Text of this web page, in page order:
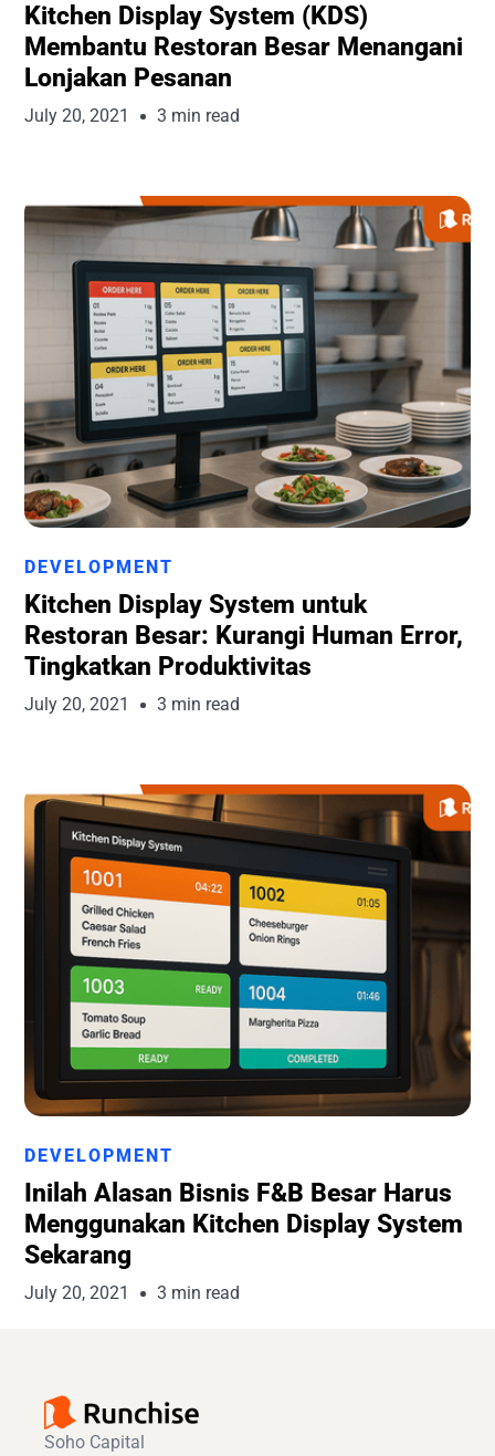
Kitchen Display System (KDS)
Membantu Restoran Besar Menangani
Lonjakan Pesanan
July 20, 2021 3 min read
Runchise Team
DEVELOPMENT
Kitchen Display System untuk
Restoran Besar: Kurangi Human Error,
Tingkatkan Produktivitas
July 20, 2021 3 min read
Runchise Team
DEVELOPMENT
Inilah Alasan Bisnis F&B Besar Harus
Menggunakan Kitchen Display System
Sekarang
July 20, 2021 3 min read
Soho Capital